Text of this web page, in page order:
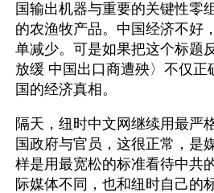
国输出机器与重要的关键性零
的农渔牧产品。中国经济不好
单减少。可是如果把这个标题
放缓 中国出口商遭殃〉不仅正
国的经济真相。
隔天，纽时中文网继续用最严
国政府与官员，这很正常，是
样是用最宽松的标准看待中共
际媒体不同，也和纽时自己的